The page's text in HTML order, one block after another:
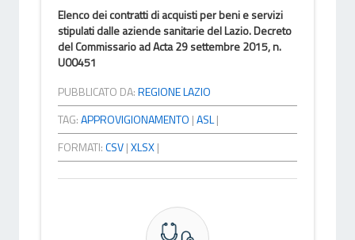
Elenco dei contratti di acquisti per beni e servizi
stipulati dalle aziende sanitarie del Lazio. Decreto
del Commissario ad Acta 29 settembre 2015, n.
U00451
PUBBLICATO DA:REGIONE LAZIO
TAG:APPROVIGIONAMENTO |ASL|
FORMATI:CSV|XLSX|